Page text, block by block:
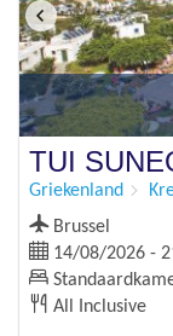
TUI
Griekenland
Brussel
14/08/2026 -
All Inclusive